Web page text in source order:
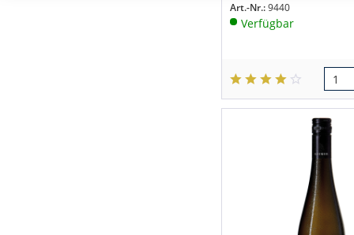
Art.-Nr.:9440
Verfügbar